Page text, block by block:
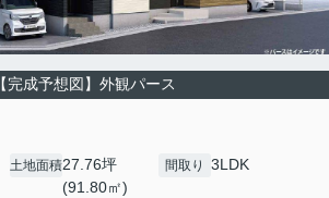
【完成予想図】外観パース
土地面積27.76坪
(91.80㎡)
間取り 3LDK